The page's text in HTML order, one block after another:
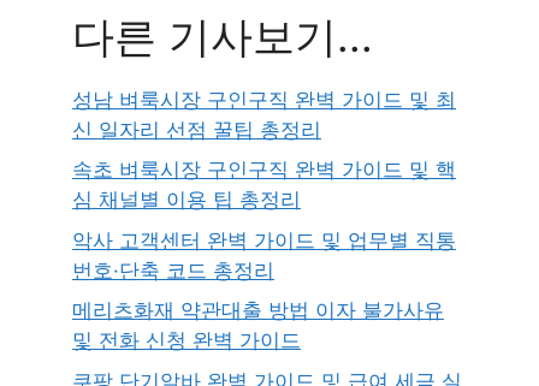
다른 기사보기...
성남 벼룩시장 구인구직 완벽 가이드 및 최
신 일자리 선점 꿀팁 총정리
속초 벼룩시장 구인구직 완벽 가이드 및 핵
심 채널별 이용 팁 총정리
악사 고객센터 완벽 가이드 및 업무별 직통
번호·단축 코드 총정리
메리츠화재 약관대출 방법 이자 불가사유
및 전화 신청 완벽 가이드
쿠팡 단기알바 완벽 가이드 및 급여 세금 실